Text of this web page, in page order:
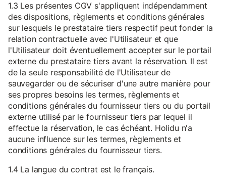
1.3 Les présentes CGV s'appliquent indépendamment
des dispositions, règlements et conditions générales
sur lesquels le prestataire tiers respectif peut fonder la
relation contractuelle avec l'Utilisateur et que
l'Utilisateur doit éventuellement accepter sur le portail
externe du prestataire tiers avant la réservation. Il est
de la seule responsabilité de l'Utilisateur de
sauvegarder ou de sécuriser d'une autre manière pour
ses propres besoins les termes, règlements et
conditions générales du fournisseur tiers ou du portail
externe utilisé par le fournisseur tiers par lequel il
effectue la réservation, le cas échéant. Holidu n'a
aucune influence sur les termes, règlements et
conditions générales du fournisseur tiers.
1.4 La langue du contrat est le français.